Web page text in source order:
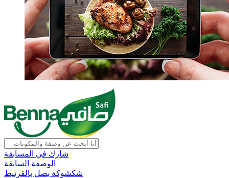
شارك في المسابقة
الوصفة السابقة
شكشوكة بصل بالقرنيط